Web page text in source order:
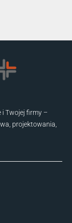
Twojej firmy –
projektowania,